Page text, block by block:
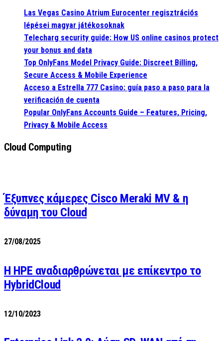
Las Vegas Casino Atrium Eurocenter regisztrációs
lépései magyar játékosoknak
Telecharg security guide: How US online casinos protect
your bonus and data
Top OnlyFans Model Privacy Guide: Discreet Billing,
Secure Access & Mobile Experience
Acceso a Estrella 777 Casino: guía paso a paso para la
verificación de cuenta
Popular OnlyFans Accounts Guide – Features, Pricing,
Privacy & Mobile Access
Cloud Computing
Έξυπνες κάμερες Cisco Meraki MV & η
δύναμη του Cloud
27/08/2025
H HPE αναδιαρθρώνεται με επίκεντρο το
HybridCloud
12/10/2023